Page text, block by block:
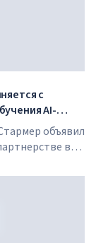
с
AI-
объявил
в
запускают